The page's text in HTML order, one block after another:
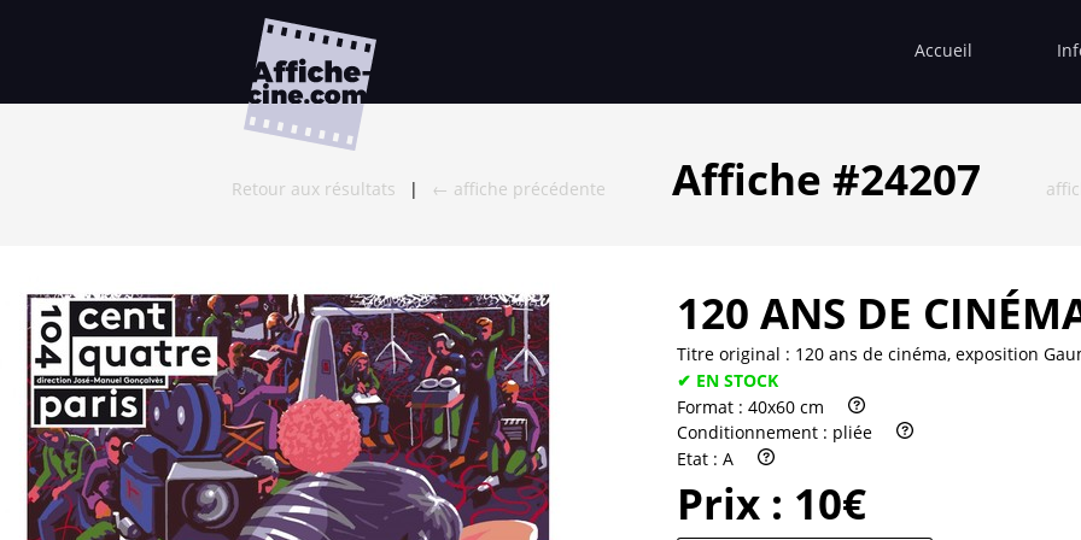
Accueil
Retour aux résultats | ← affiche précédente Affiche #24207
120 ANS DE
Titre original : 120 ans de cinéma, exposition
✔ EN STOCK
Format : 40x60 cm
Conditionnement : pliée
Etat : A
Prix : 10€